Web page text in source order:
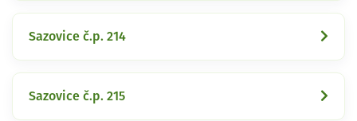
Sazovice č.p. 214
Sazovice č.p. 215